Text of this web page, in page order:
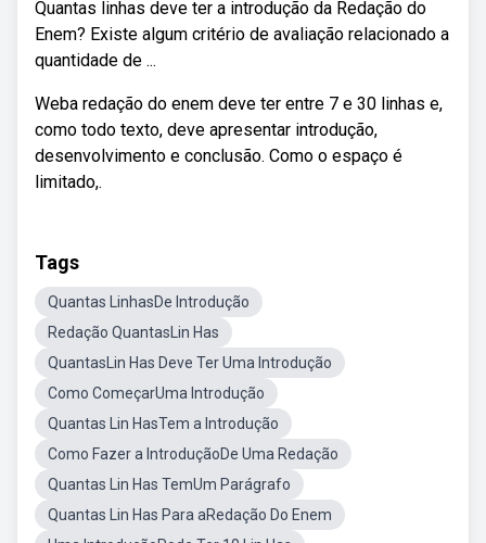
Quantas linhas deve ter a introdução da Redação do
Enem? Existe algum critério de avaliação relacionado a
quantidade de ...
Weba redação do enem deve ter entre 7 e 30 linhas e,
como todo texto, deve apresentar introdução,
desenvolvimento e conclusão. Como o espaço é
limitado,.
Tags
Quantas LinhasDe Introdução
Redação QuantasLin Has
QuantasLin Has Deve Ter Uma Introdução
Como ComeçarUma Introdução
Quantas Lin HasTem a Introdução
Como Fazer a IntroduçãoDe Uma Redação
Quantas Lin Has TemUm Parágrafo
Quantas Lin Has Para aRedação Do Enem